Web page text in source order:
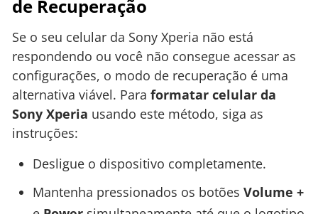
de Recuperação
Se o seu celular da Sony Xperia não está
respondendo ou você não consegue acessar as
configurações, o modo de recuperação é uma
alternativa viável. Para formatar celular da
Sony Xperia usando este método, siga as
instruções:
Desligue o dispositivo completamente.
Mantenha pressionados os botões Volume +